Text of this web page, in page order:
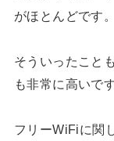
がほとんどです。
そういったこと
も非常に高いです
フリーWiFiに関